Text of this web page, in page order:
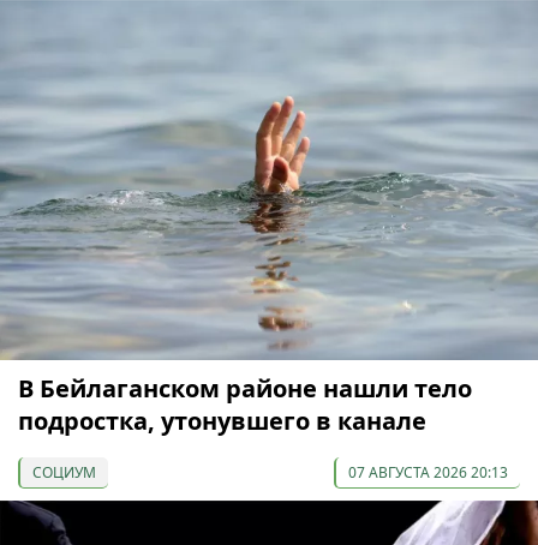
В Бейлаганском районе нашли тело
подростка, утонувшего в канале
СОЦИУМ 07 АВГУСТА 2026 20:13